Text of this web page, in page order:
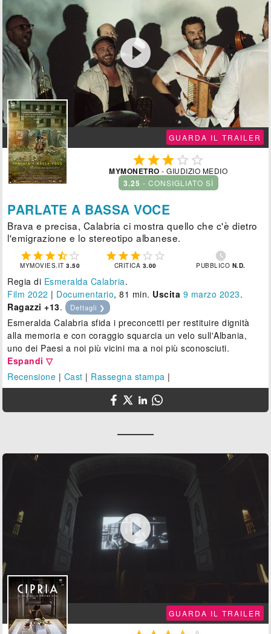

GUARDA IL TRAILER
  
MYMONETRO - GIUDIZIO MEDIO
3.25 - CONSIGLIATO SÌ
PARLATE A BASSA VOCE
Brava e precisa, Calabria ci mostra quello che c'è dietro
l'emigrazione e lo stereotipo albanese.
    
MYMOVIES.IT3.50
    
CRITICA 3.00

PUBBLICO N.D.
Regia di Esmeralda Calabria.
Film 2022 | Documentario, 81 min. Uscita 9 marzo 2023.
Ragazzi +13. Dettagli ❯
Esmeralda Calabria sfida i preconcetti per restituire dignità
alla memoria e con coraggio squarcia un velo sull'Albania,
uno dei Paesi a noi più vicini ma a noi più sconosciuti.
Espandi ▽
Recensione | Cast | Rassegna stampa |

GUARDA IL TRAILER